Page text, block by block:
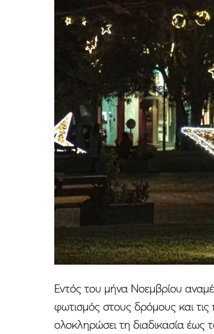
Εντός του μήνα Νοεμβρίου
φωτισμός στους δρόμους και
ολοκληρώσει τη διαδικασία έως